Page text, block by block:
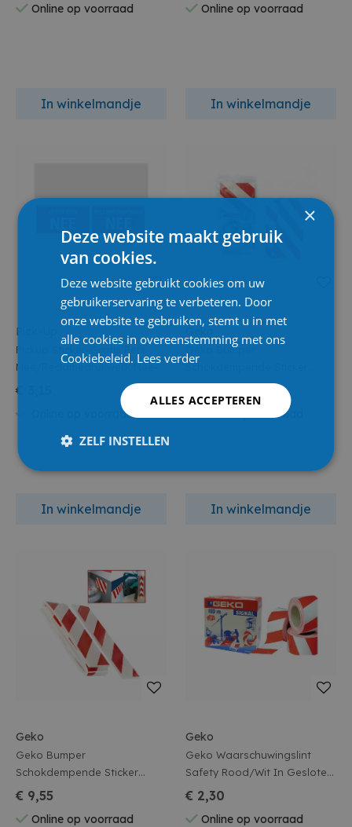
Online op voorraad
In winkelmandje
Online op voorraad
In winkelmandje
Pick-Up
Pickup Sticker-Gratis Pers
Nee/Reclamedrukwerk Nee-
€ 3,15
Online op voorraad
In winkelmandje
Geko
Geko Bumper
Schokdempende Sticker
Large - 24X50cm
Online op voorraad
In winkelmandje
Geko
Geko Bumper
Schokdempende Sticker
Long - 13.7X100cm
€ 9,55
Online op voorraad
Geko
Geko Waarschuwingslint
Safety Rood/Wit In Gesloten
Box 70mmx100m
€ 2,30
Online op voorraad
×
Deze website maakt gebruik
van cookies.
Deze website gebruikt cookies om uw
gebruikerservaring te verbeteren. Door
onze website te gebruiken, stemt u in met
alle cookies in overeenstemming met ons
Cookiebeleid. Lees verder
ALLES ACCEPTEREN
ZELF INSTELLEN